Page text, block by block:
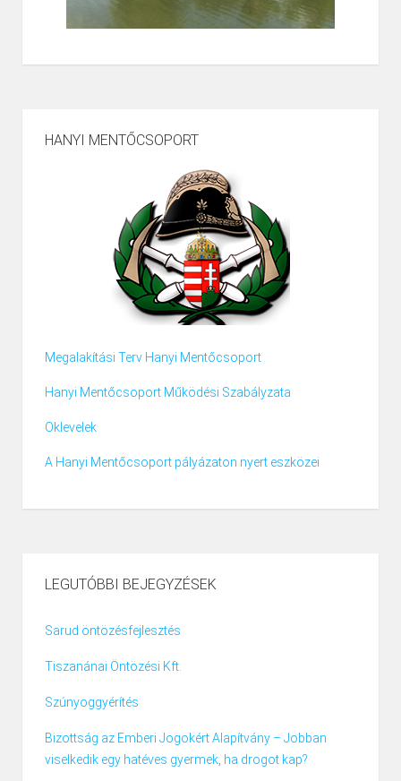
HANYI MENTŐCSOPORT
Megalakítási Terv Hanyi Mentőcsoport
Hanyi Mentőcsoport Működési Szabályzata
Oklevelek
A Hanyi Mentőcsoport pályázaton nyert eszközei
LEGUTÓBBI BEJEGYZÉSEK
Sarud öntözésfejlesztés
Tiszanánai Öntözési Kft.
Szúnyoggyérítés
Bizottság az Emberi Jogokért Alapítvány – Jobban
viselkedik egy hatéves gyermek, ha drogot kap?